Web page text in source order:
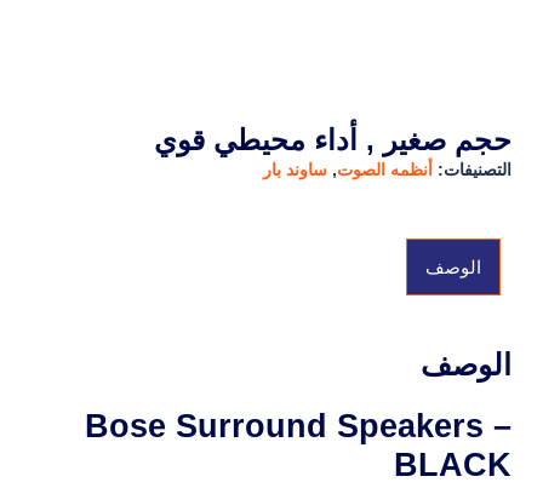
حجم صغير , أداء محيطي قوي
التصنيفات:أنظمه الصوت,ساوند بار
الوصف
الوصف
Bose Surround Speakers –
BLACK